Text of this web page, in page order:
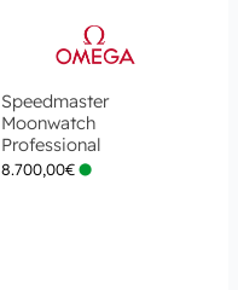
Speedmaster
Moonwatch
Professional
8.700,00€